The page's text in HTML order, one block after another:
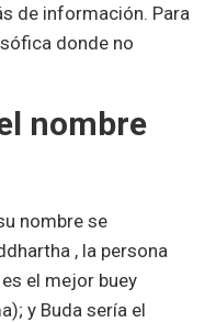
de información. Para
donde no
nombre
nombre se
, la persona
el mejor buey
y Buda sería el